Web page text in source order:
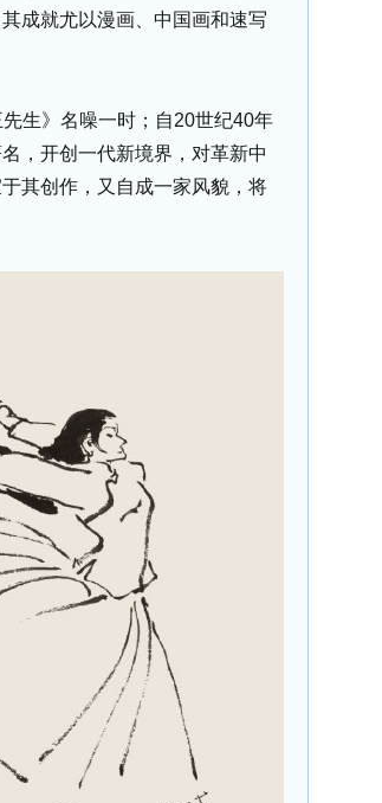
成就尤以漫画、中国画和速写
生》名噪一时；自20世纪40年
，开创一代新境界，对革新中
其创作，又自成一家风貌，将